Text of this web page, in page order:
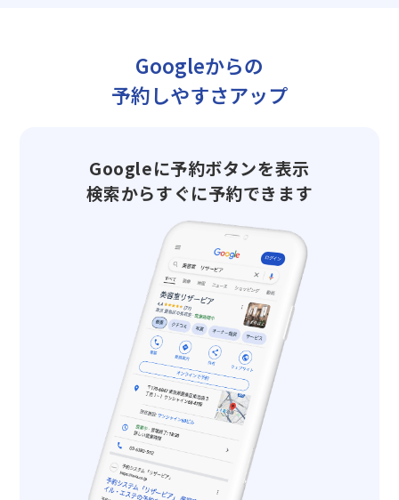
Googleからの
予約しやすさアップ
Googleに予約ボタンを表示
検索からすぐに予約できます